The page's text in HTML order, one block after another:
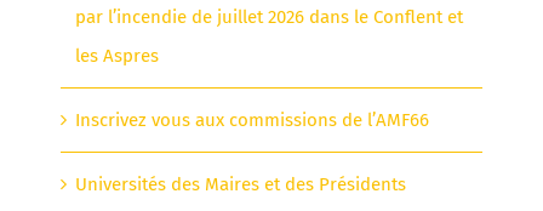
par l’incendie de juillet 2026 dans le Conflent et
les Aspres
Inscrivez vous aux commissions de l’AMF66
Universités des Maires et des Présidents